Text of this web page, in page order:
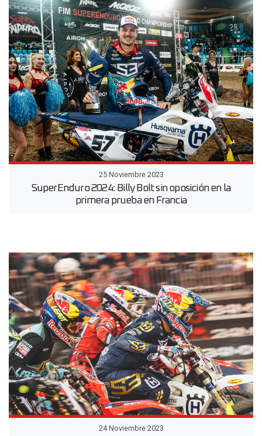
25 Noviembre 2023
SuperEnduro 2024: Billy Bolt sin oposición en la
primera prueba en Francia
24 Noviembre 2023